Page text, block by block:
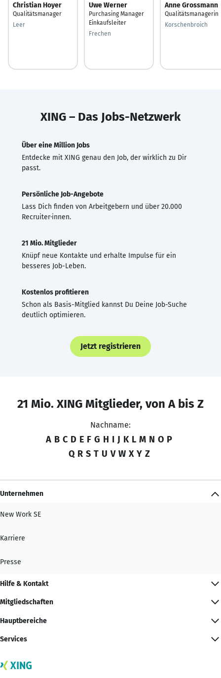
Christian Hoyer
Qualitätsmanager
Leer
Uwe Werner
Purchasing Manager
Einkaufsleiter
Frechen
Anne Grossmann
Qualitätsmanagerin
Korschenbroich
XING – Das Jobs-Netzwerk
Über eine Million Jobs
Entdecke mit XING genau den Job, der wirklich zu Dir
passt.
Persönliche Job-Angebote
Lass Dich finden von Arbeitgebern und über 20.000
Recruiter·innen.
21 Mio. Mitglieder
Knüpf neue Kontakte und erhalte Impulse für ein
besseres Job-Leben.
Kostenlos profitieren
Schon als Basis-Mitglied kannst Du Deine Job-Suche
deutlich optimieren.
Jetzt registrieren
21 Mio. XING Mitglieder, von A bis Z
Nachname:
A B C D E F G H I J K L M N O P
Q R S T U V W X Y Z
Unternehmen
New Work SE
Karriere
Presse
Hilfe & Kontakt
Mitgliedschaften
Hauptbereiche
Services